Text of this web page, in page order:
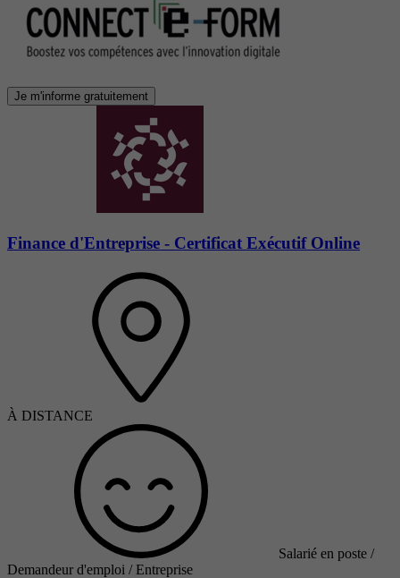
Je m'informe gratuitement
Finance d'Entreprise - Certificat Exécutif Online
À DISTANCE
Salarié en poste /
Demandeur d'emploi / Entreprise